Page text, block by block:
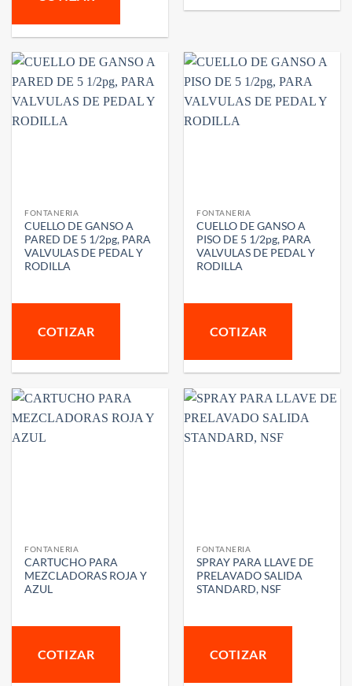
FONTANERIA
CUELLO DE GANSO A
PARED DE 5 1/2pg, PARA
VALVULAS DE PEDAL Y
RODILLA
COTIZAR
FONTANERIA
CUELLO DE GANSO A
PISO DE 5 1/2pg, PARA
VALVULAS DE PEDAL Y
RODILLA
COTIZAR
FONTANERIA
CARTUCHO PARA
MEZCLADORAS ROJA Y
AZUL
COTIZAR
FONTANERIA
SPRAY PARA LLAVE DE
PRELAVADO SALIDA
STANDARD, NSF
COTIZAR